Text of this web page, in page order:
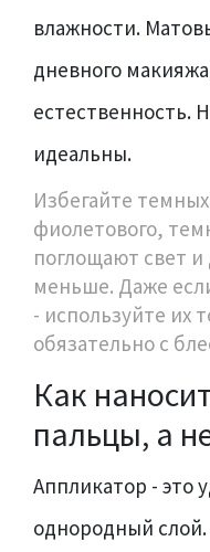
влажности.
дневного
естественность.
идеальны.
Избегайте
фиолетового,
поглощают свет
меньше. Даже
- используйте их
обязательно с
Как
пальцы, а
Аппликатор - это
однородный